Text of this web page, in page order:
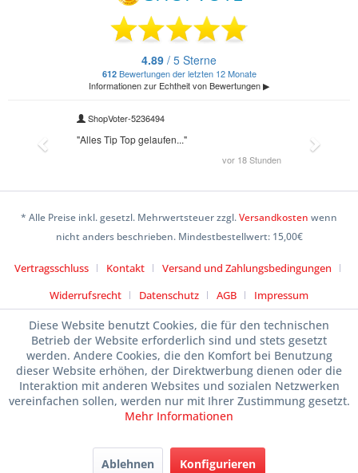
* Alle Preise inkl. gesetzl. Mehrwertsteuer zzgl.Versandkosten wenn
nicht anders beschrieben. Mindestbestellwert: 15,00€
Vertragsschluss Kontakt
Versand und Zahlungsbedingungen
Widerrufsrecht
Datenschutz AGB Impressum
Diese Website benutzt Cookies, die für den technischen
Betrieb der Website erforderlich sind und stets gesetzt
werden. Andere Cookies, die den Komfort bei Benutzung
dieser Website erhöhen, der Direktwerbung dienen oder die
Interaktion mit anderen Websites und sozialen Netzwerken
vereinfachen sollen, werden nur mit Ihrer Zustimmung gesetzt.
Mehr Informationen
Ablehnen Konfigurieren